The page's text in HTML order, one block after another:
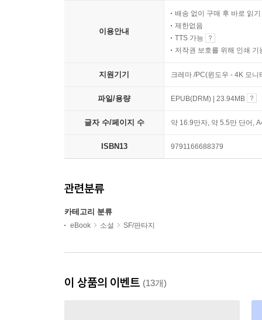
이용안내
배송 없이 구매 후 바로 읽기
제한없음
TTS 가능
저작권 보호를 위해 인쇄 기
지원기기 크레마 /PC(윈도우 - 4K 모
파일/용량 EPUB(DRM) | 23.94MB
글자 수/페이지 수 약 16.9만자, 약 5.5만 단어,
ISBN13 9791166688379
관련분류
카테고리 분류
eBook 소설 SF/판타지
이 상품의 이벤트 (13개)